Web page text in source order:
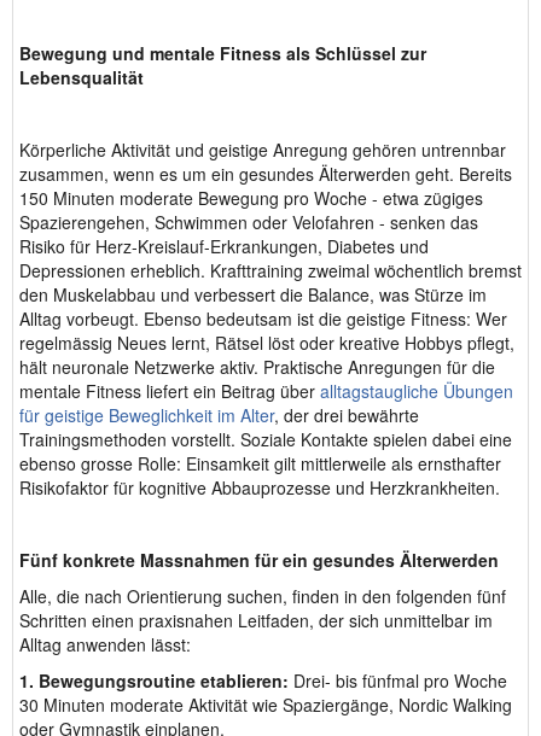
Bewegung und mentale Fitness als Schlüssel zur
Lebensqualität
Körperliche Aktivität und geistige Anregung gehören untrennbar
zusammen, wenn es um ein gesundes Älterwerden geht. Bereits
150 Minuten moderate Bewegung pro Woche - etwa zügiges
Spazierengehen, Schwimmen oder Velofahren - senken das
Risiko für Herz-Kreislauf-Erkrankungen, Diabetes und
Depressionen erheblich. Krafttraining zweimal wöchentlich bremst
den Muskelabbau und verbessert die Balance, was Stürze im
Alltag vorbeugt. Ebenso bedeutsam ist die geistige Fitness: Wer
regelmässig Neues lernt, Rätsel löst oder kreative Hobbys pflegt,
hält neuronale Netzwerke aktiv. Praktische Anregungen für die
mentale Fitness liefert ein Beitrag über alltagstaugliche Übungen
für geistige Beweglichkeit im Alter, der drei bewährte
Trainingsmethoden vorstellt. Soziale Kontakte spielen dabei eine
ebenso grosse Rolle: Einsamkeit gilt mittlerweile als ernsthafter
Risikofaktor für kognitive Abbauprozesse und Herzkrankheiten.
Fünf konkrete Massnahmen für ein gesundes Älterwerden
Alle, die nach Orientierung suchen, finden in den folgenden fünf
Schritten einen praxisnahen Leitfaden, der sich unmittelbar im
Alltag anwenden lässt:
1. Bewegungsroutine etablieren: Drei- bis fünfmal pro Woche
30 Minuten moderate Aktivität wie Spaziergänge, Nordic Walking
oder Gymnastik einplanen.